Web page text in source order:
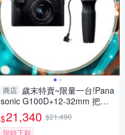
商店 歲末特賣~限量一台!Pana
sonic G100D+12-32mm 把手
組(G100D+1232+SHGR2，公
司貨)
$21,340 $21,490
限時下殺